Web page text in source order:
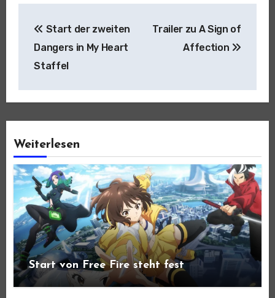
Start der zweiten
Dangers in My Heart
Staffel
Trailer zu A Sign of
Affection
Weiterlesen
Start von Free Fire steht fest